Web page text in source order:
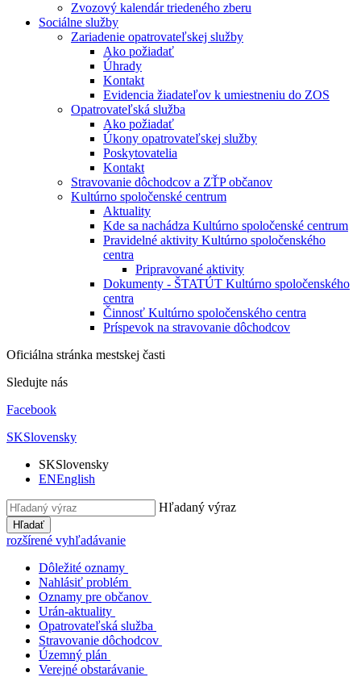
Zvozový kalendár triedeného zberu
Sociálne služby
Zariadenie opatrovateľskej služby
Ako požiadať
Úhrady
Kontakt
Evidencia žiadateľov k umiestneniu do ZOS
Opatrovateľská služba
Ako požiadať
Úkony opatrovateľskej služby
Poskytovatelia
Kontakt
Stravovanie dôchodcov a ZŤP občanov
Kultúrno spoločenské centrum
Aktuality
Kde sa nachádza Kultúrno spoločenské centrum
Pravidelné aktivity Kultúrno spoločenského
centra
Pripravované aktivity
Dokumenty - ŠTATÚT Kultúrno spoločenského
centra
Činnosť Kultúrno spoločenského centra
Príspevok na stravovanie dôchodcov
Oficiálna stránka mestskej časti
Sledujte nás
Facebook
SKSlovensky
SKSlovensky
ENEnglish
Hľadaný výraz
Hľadať
rozšírené vyhľadávanie
Dôležité oznamy
Nahlásiť problém
Oznamy pre občanov
Urán-aktuality
Opatrovateľská služba
Stravovanie dôchodcov
Územný plán
Verejné obstarávanie